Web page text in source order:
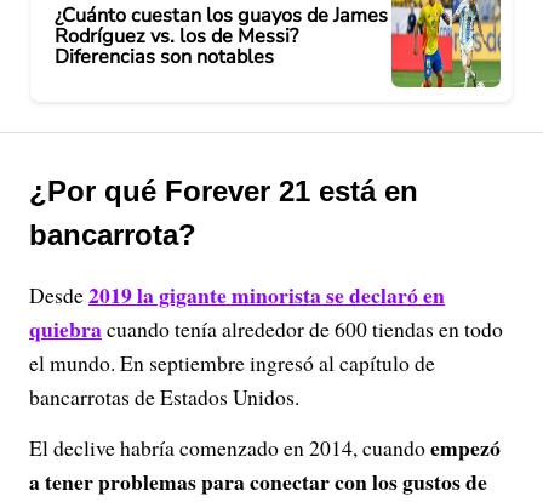
¿Cuánto cuestan los guayos de James
Rodríguez vs. los de Messi?
Diferencias son notables
¿Por qué Forever 21 está en
bancarrota?
Desde2019 la gigante minorista se declaró en
quiebracuando tenía alrededor de 600 tiendas en todo
el mundo. En septiembre ingresó al capítulo de
bancarrotas de Estados Unidos.
El declive habría comenzado en 2014, cuandoempezó
a tener problemas para conectar con los gustos de